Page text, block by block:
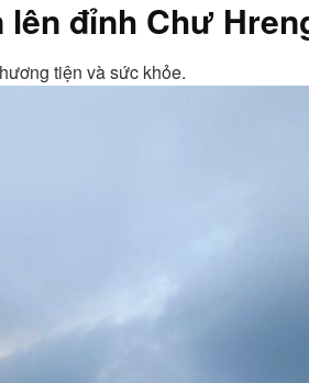
đỉnh Chư
tiện và sức khỏe.